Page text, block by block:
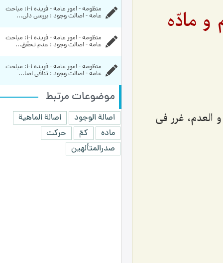
مادّه
العدم، غرر فی
عامه - اصالت وجود : بررسی دلی...
عامه - اصالت وجود : عدم تحقّق...
عامه - اصالت وجود : تنافی اصا...
موضوعات مرتبط
اصالة الوجود
اصالة الماهیة
ماده
کمّ
حرکت
صدرالمتألهین